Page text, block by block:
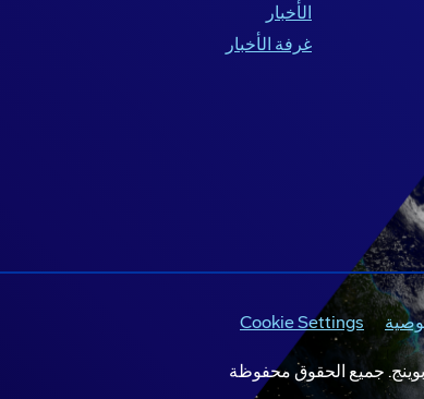
الأخبار
غرفة الأخبار
Cookie Settings
بوينج. جميع الحقوق محفوظة